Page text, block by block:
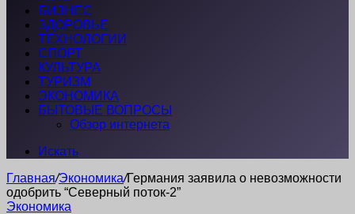
БИЗНЕС
ЗДОРОВЬЕ
ТЕХНОЛОГИИ
СПОРТ
КУЛЬТУРА
ТУРИЗМ
ЭКОНОМИКА
БЫТОВЫЕ ВОПРОСЫ
Обзор интернета
Искать
Главная/Экономика/Германия заявила о невозможности
одобрить “Северный поток-2”
Экономика